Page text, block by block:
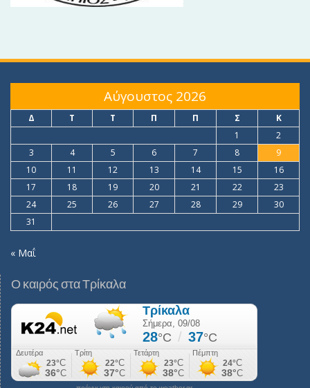
Αύγουστος 2026
Δ Τ Τ Π Π Σ
Κ
1
2
3
4 5 6 7 8
9
10
11 12 13 14 15
16
17
18 19 20 21 22
23
24
25 26 27 28 29
30
31
« Μαΐ
Ο καιρός στα Τρίκαλα